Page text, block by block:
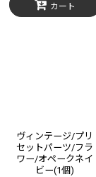
カート
ヴィンテージ/プリ
セットパーツ/フラ
ワー/オペークネイ
ビー(1個)